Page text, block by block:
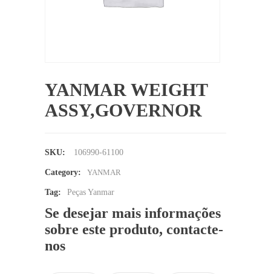
YANMAR WEIGHT
ASSY,GOVERNOR
SKU: 106990-61100
Category: YANMAR
Tag: Peças Yanmar
Se desejar mais informações
sobre este produto, contacte-
nos